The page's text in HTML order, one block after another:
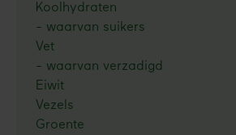
Koolhydraten
- waarvan suikers
Vet
- waarvan verzadigd
Eiwit
Vezels
Groente